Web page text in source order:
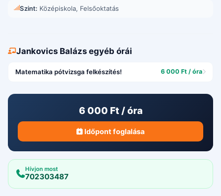
Szint: Középiskola, Felsőoktatás
Jankovics Balázs egyéb órái
Matematika pótvizsga felkészítés! 6 000 Ft / óra
6 000 Ft / óra
Időpont foglalása
Hívjon most
702303487